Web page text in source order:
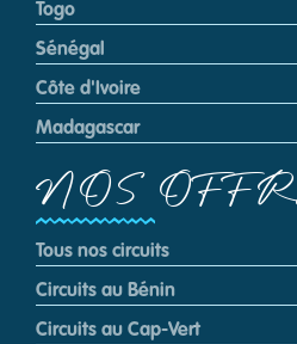
Togo
Sénégal
Côte d'Ivoire
Madagascar
NOS
Tous nos circuits
Circuits au Bénin
Circuits au Cap-Vert